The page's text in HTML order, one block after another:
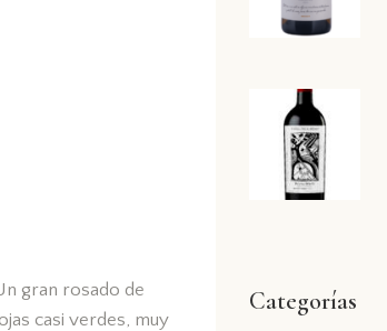
gran rosado de
casi verdes, muy
Categorías